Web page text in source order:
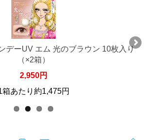
デーUV エム 光のブラウン 10枚入り
（×2箱）
2,950円
箱あたり約1,475円